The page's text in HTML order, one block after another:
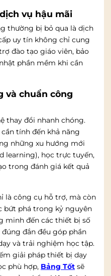
vụ hậu mãi
thường bị bỏ qua là dịch
uy tín không chỉ cung
đào tạo giáo viên, bảo
phần mềm khi cần
và chuẩn công
thay đổi nhanh chóng.
tính đến khả năng
những xu hướng mới
learning), học trực tuyến,
trong đánh giá kết quả
là công cụ hỗ trợ, mà còn
bứt phá trong kỷ nguyên
minh đến các thiết bị số
đắn đều góp phần
và trải nghiệm học tập.
giải pháp thiết bị dạy
phù hợp, Bảng Tốt sẽ